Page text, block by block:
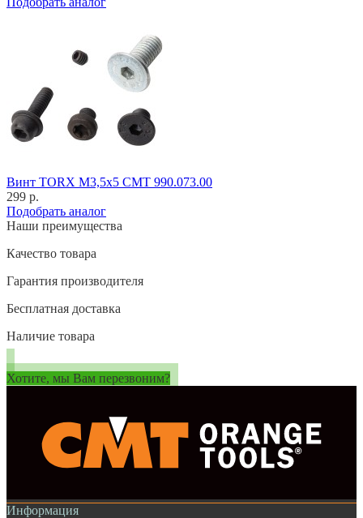
Винт TORX M3,5x5 CMT 990.073.00
299 р.
Подобрать аналог
Наши преимущества
Качество товара
Гарантия производителя
Бесплатная доставка
Наличие товара
Хотите, мы Вам перезвоним?
Информация